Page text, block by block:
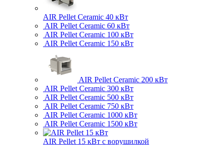
AIR Pellet Ceramic 40 кВт
AIR Pellet Ceramic 60 кВт
AIR Pellet Ceramic 100 кВт
AIR Pellet Ceramic 150 кВт
AIR Pellet Ceramic 200 кВт
AIR Pellet Ceramic 300 кВт
AIR Pellet Ceramic 500 кВт
AIR Pellet Ceramic 750 кВт
AIR Pellet Ceramic 1000 кВт
AIR Pellet Ceramic 1500 кВт
AIR Pellet 15 кВт с ворушилкой